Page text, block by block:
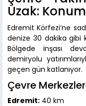
Uzak:
Edremit Körfezi’ne
denize 30 dakika gibi
Bölgede inşası
demiryolu
geçen gün katlanıyor.
Çevre
Edremit: 40 km